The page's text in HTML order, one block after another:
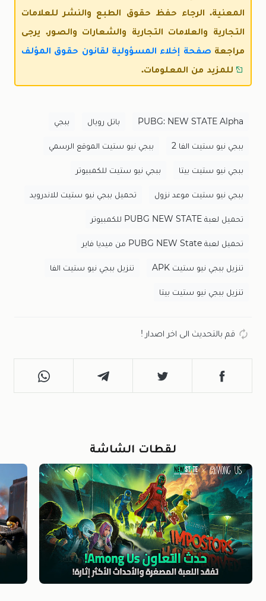
المعنية. الرجاء حفظ حقوق الطبع والنشر للعلامات
التجارية والعلامات التجارية والشعارات والصور. يرجى
مراجعة صفحة إخلاء المسؤولية لقانون حقوق المؤلف
للمزيد من المعلومات.
PUBG: NEW STATE Alpha باتل رويال ببجي
ببجي نيو ستيت الفا 2 ببجي نيو ستيت الموقع الرسمي
ببجي نيو ستيت بيتا ببجي نيو ستيت للكمبيوتر
ببجي نيو ستيت موعد نزول تحميل ببجي نيو ستيت للاندرويد
تحميل لعبة PUBG NEW STATE للكمبيوتر
تحميل لعبة PUBG NEW State من ميديا فاير
تنزيل ببجي نيو ستيت APK تنزيل ببجي نيو ستيت الفا
تنزيل ببجي نيو ستيت بيتا
قم بالتحديث الى اخر اصدار !
لقطات الشاشة